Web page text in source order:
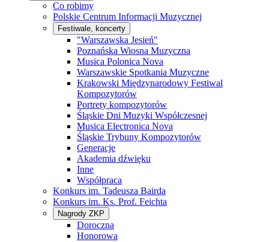
Co robimy
Polskie Centrum Informacji Muzycznej
Festiwale, koncerty
"Warszawska Jesień"
Poznańska Wiosna Muzyczna
Musica Polonica Nova
Warszawskie Spotkania Muzyczne
Krakowski Międzynarodowy Festiwal
Kompozytorów
Portrety kompozytorów
Śląskie Dni Muzyki Współczesnej
Musica Electronica Nova
Śląskie Trybuny Kompozytorów
Generacje
Akademia dźwięku
Inne
Współpraca
Konkurs im. Tadeusza Bairda
Konkurs im. Ks. Prof. Feichta
Nagrody ZKP
Doroczna
Honorowa